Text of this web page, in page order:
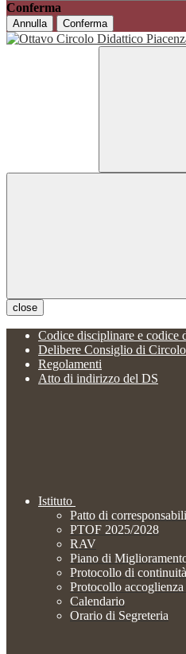
Conferma
Annulla Conferma
close
Codice disciplinare e codice
Delibere Consiglio di Circolo
Regolamenti
Atto di indirizzo del DS
Istituto
Patto di
PTOF 2025/2028
RAV
Piano di
Protocollo di continuità
Protocollo
Calendario
Orario di Segreteria